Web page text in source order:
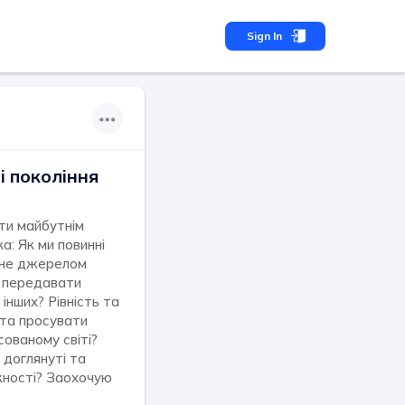
Sign In
покоління
майбутнім
Як ми повинні
не джерелом
передавати
Рівність та
просувати
світі?
та
Заохочую